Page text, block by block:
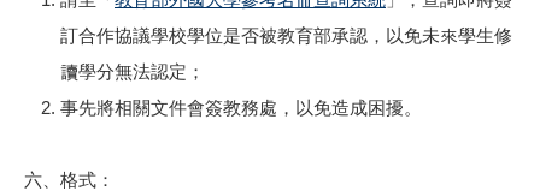
訂合作協議學校學位是否被教育部承認，以免未來學生修
讀學分無法認定；
事先將相關文件會簽教務處，以免造成困擾。
六、格式：